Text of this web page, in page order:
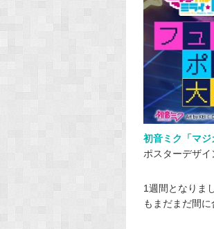
初音ミク「マ
ポスターデザ
1週間となりま
もまだまだ間